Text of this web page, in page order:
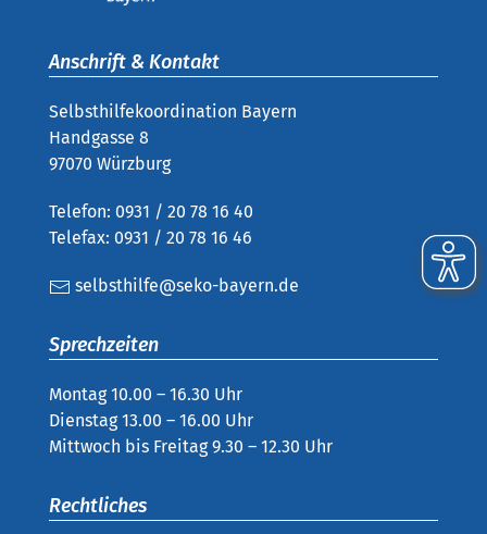
Anschrift & Kontakt
Selbsthilfekoordination Bayern
Handgasse 8
97070 Würzburg
Telefon: 0931 / 20 78 16 40
Telefax: 0931 / 20 78 16 46
selbsthilfe@seko-bayern.de
Sprechzeiten
Montag 10.00 – 16.30 Uhr
Dienstag 13.00 – 16.00 Uhr
Mittwoch bis Freitag 9.30 – 12.30 Uhr
Rechtliches